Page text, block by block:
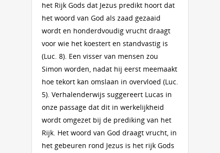
het Rijk Gods dat Jezus predikt hoort dat
het woord van God als zaad gezaaid
wordt en honderdvoudig vrucht draagt
voor wie het koestert en standvastig is
(Luc. 8). Een visser van mensen zou
Simon worden, nadat hij eerst meemaakt
hoe tekort kan omslaan in overvloed (Luc.
5). Verhalenderwijs suggereert Lucas in
onze passage dat dit in werkelijkheid
wordt omgezet bij de prediking van het
Rijk. Het woord van God draagt vrucht, in
het gebeuren rond Jezus is het rijk Gods